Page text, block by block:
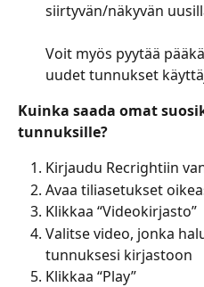
siirtyvän/näkyvän
Voit myös pyytää
uudet tunnukset
Kuinka saada omat
tunnuksille?
Kirjaudu Recrightiin
Avaa tiliasetukset
Klikkaa “Videokirjasto”
Valitse video, jonka
tunnuksesi kirjastoon
Klikkaa “Play”